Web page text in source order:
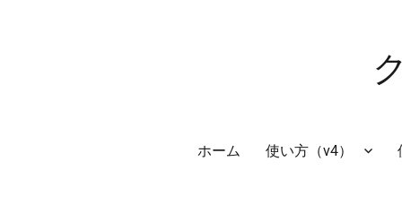
ホーム 使い方（v4）